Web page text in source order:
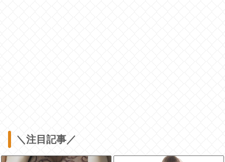
＼注目記事／